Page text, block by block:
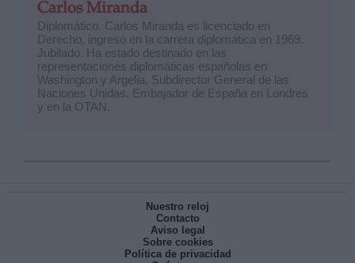
Carlos Miranda
Diplomático. Carlos Miranda es licenciado en
Derecho, ingresó en la carrera diplomática en 1969.
Jubilado. Ha estado destinado en las
representaciones diplomáticas españolas en
Washington y Argelia. Subdirector General de las
Naciones Unidas. Embajador de España en Londres
y en la OTAN.
Nuestro reloj
Contacto
Aviso legal
Sobre cookies
Política de privacidad